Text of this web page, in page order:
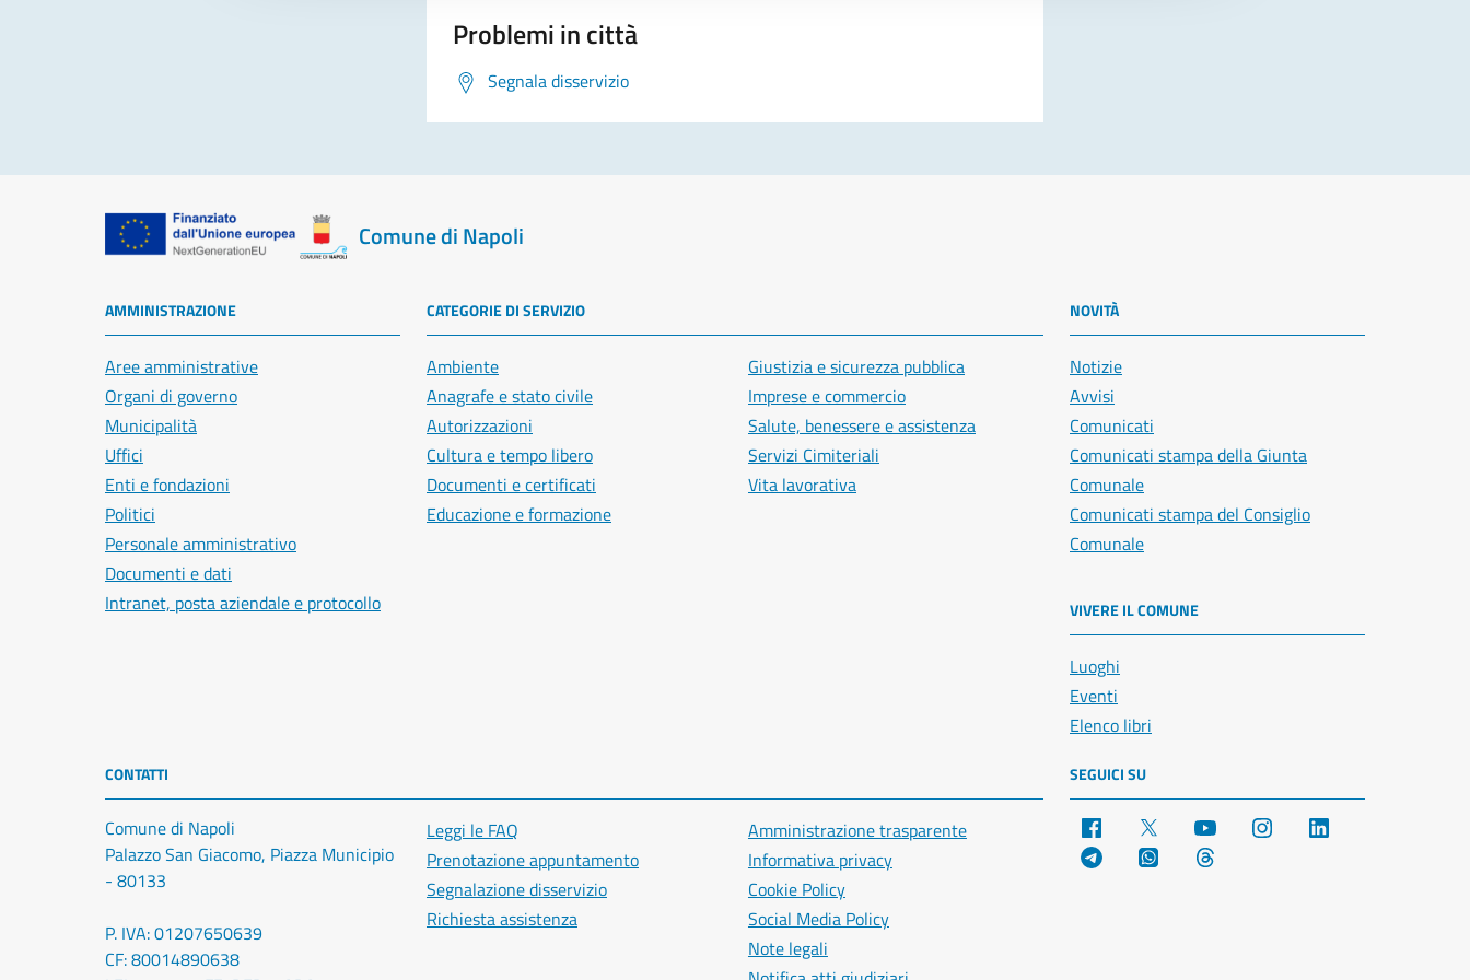
Problemi in città
Segnala disservizio
Comune di Napoli
AMMINISTRAZIONE
Aree amministrative
Organi di governo
Municipalità
Uffici
Enti e fondazioni
Politici
Personale amministrativo
Documenti e dati
Intranet, posta aziendale e protocollo
CATEGORIE DI SERVIZIO
Ambiente
Anagrafe e stato civile
Autorizzazioni
Cultura e tempo libero
Documenti e certificati
Educazione e formazione
Giustizia e sicurezza pubblica
Imprese e commercio
Salute, benessere e assistenza
Servizi Cimiteriali
Vita lavorativa
NOVITÀ
Notizie
Avvisi
Comunicati
Comunicati stampa della Giunta
Comunale
Comunicati stampa del Consiglio
Comunale
VIVERE IL COMUNE
Luoghi
Eventi
Elenco libri
CONTATTI
Comune di Napoli
Palazzo San Giacomo, Piazza Municipio
- 80133
P. IVA: 01207650639
CF: 80014890638
Leggi le FAQ
Prenotazione appuntamento
Segnalazione disservizio
Richiesta assistenza
Amministrazione trasparente
Informativa privacy
Cookie Policy
Social Media Policy
Note legali
SEGUICI SU
Facebook YouTube Instagram
Telegram WhatsApp